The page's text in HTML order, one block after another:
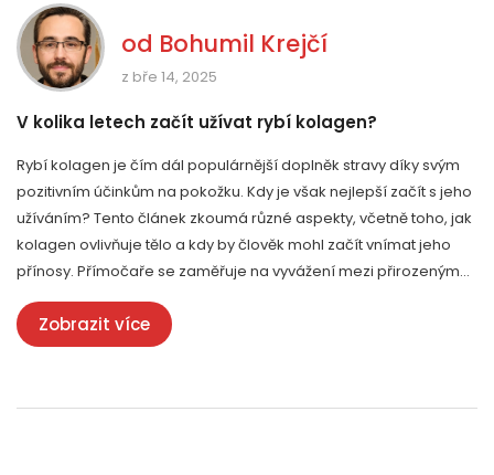
od Bohumil Krejčí
z bře 14, 2025
V kolika letech začít užívat rybí kolagen?
Rybí kolagen je čím dál populárnější doplněk stravy díky svým
pozitivním účinkům na pokožku. Kdy je však nejlepší začít s jeho
užíváním? Tento článek zkoumá různé aspekty, včetně toho, jak
kolagen ovlivňuje tělo a kdy by člověk mohl začít vnímat jeho
přínosy. Přímočaře se zaměřuje na vyvážení mezi přirozeným
stárnutím a potřebami pokožky.
Zobrazit více